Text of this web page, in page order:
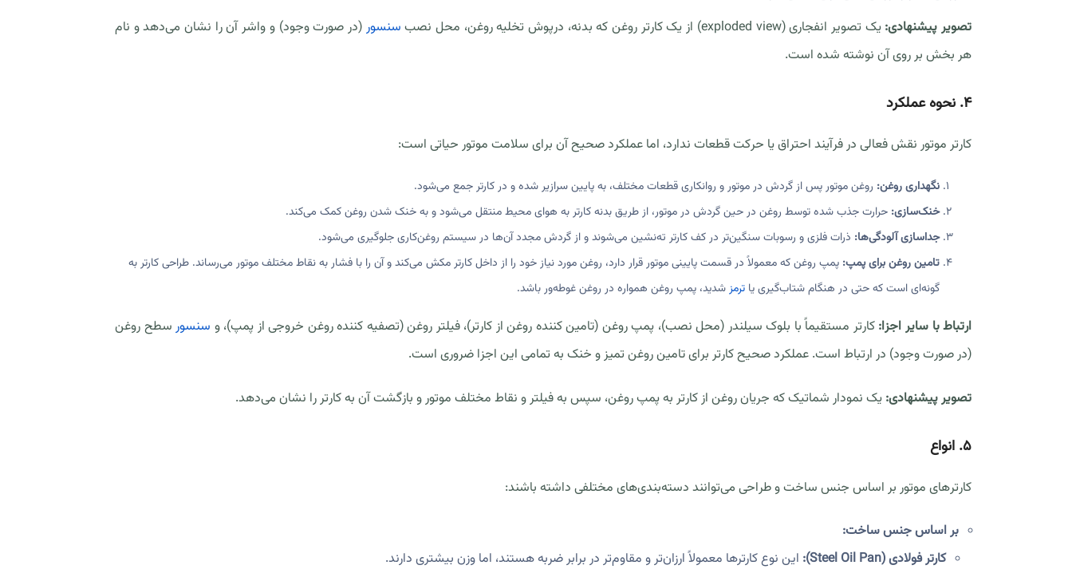
تصویر پیشنهادی: یک تصویر انفجاری (exploded view) از یک کارتر روغن که بدنه، درپوش تخلیه روغن، محل نصب سنسور (در صورت وجود) و واشر آن را نشان می‌دهد و نام
هر بخش بر روی آن نوشته شده است.
۴. نحوه عملکرد
کارتر موتور نقش فعالی در فرآیند احتراق یا حرکت قطعات ندارد، اما عملکرد صحیح آن برای سلامت موتور حیاتی است:
نگهداری روغن: روغن موتور پس از گردش در موتور و روانکاری قطعات مختلف، به پایین سرازیر شده و در کارتر جمع می‌شود.
خنک‌سازی: حرارت جذب شده توسط روغن در حین گردش در موتور، از طریق بدنه کارتر به هوای محیط منتقل می‌شود و به خنک شدن روغن کمک می‌کند.
جداسازی آلودگی‌ها: ذرات فلزی و رسوبات سنگین‌تر در کف کارتر ته‌نشین می‌شوند و از گردش مجدد آن‌ها در سیستم روغن‌کاری جلوگیری می‌شود.
تامین روغن برای پمپ: پمپ روغن که معمولاً در قسمت پایینی موتور قرار دارد، روغن مورد نیاز خود را از داخل کارتر مکش می‌کند و آن را با فشار به نقاط مختلف موتور می‌رساند. طراحی کارتر به
گونه‌ای است که حتی در هنگام شتاب‌گیری یا ترمزشدید، پمپ روغن همواره در روغن غوطه‌ور باشد.
ارتباط با سایر اجزا: کارتر مستقیماً با بلوک سیلندر (محل نصب)، پمپ روغن (تامین کننده روغن از کارتر)، فیلتر روغن (تصفیه کننده روغن خروجی از پمپ)، و سنسورسطح روغن
(در صورت وجود) در ارتباط است. عملکرد صحیح کارتر برای تامین روغن تمیز و خنک به تمامی این اجزا ضروری است.
تصویر پیشنهادی: یک نمودار شماتیک که جریان روغن از کارتر به پمپ روغن، سپس به فیلتر و نقاط مختلف موتور و بازگشت آن به کارتر را نشان می‌دهد.
۵. انواع
کارترهای موتور بر اساس جنس ساخت و طراحی می‌توانند دسته‌بندی‌های مختلفی داشته باشند:
بر اساس جنس ساخت:
کارتر فولادی (Steel Oil Pan):
این نوع کارترها معمولاً ارزان‌تر و مقاوم‌تر در برابر ضربه هستند، اما وزن بیشتری دارند.